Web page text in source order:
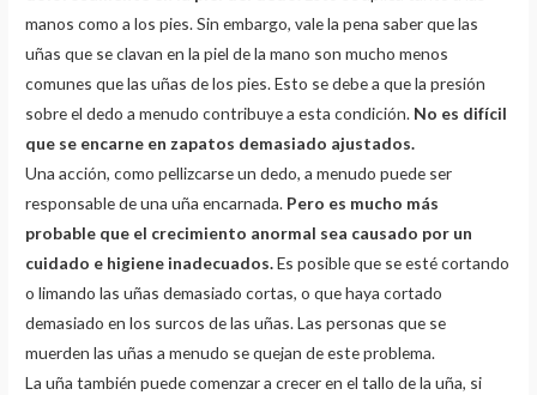
manos como a los pies. Sin embargo, vale la pena saber que las
uñas que se clavan en la piel de la mano son mucho menos
comunes que las uñas de los pies. Esto se debe a que la presión
sobre el dedo a menudo contribuye a esta condición. No es difícil
que se encarne en zapatos demasiado ajustados.
Una acción, como pellizcarse un dedo, a menudo puede ser
responsable de una uña encarnada. Pero es mucho más
probable que el crecimiento anormal sea causado por un
cuidado e higiene inadecuados.Es posible que se esté cortando
o limando las uñas demasiado cortas, o que haya cortado
demasiado en los surcos de las uñas. Las personas que se
muerden las uñas a menudo se quejan de este problema.
La uña también puede comenzar a crecer en el tallo de la uña, si